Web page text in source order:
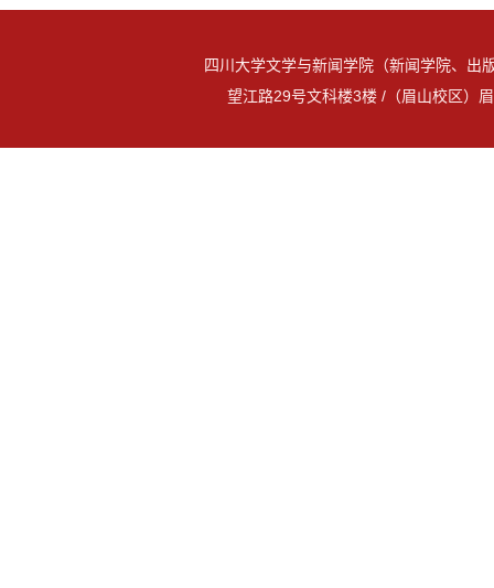
四川大学文学与新闻学院（新闻学院、
望江路29号文科楼3楼 /（眉山校区